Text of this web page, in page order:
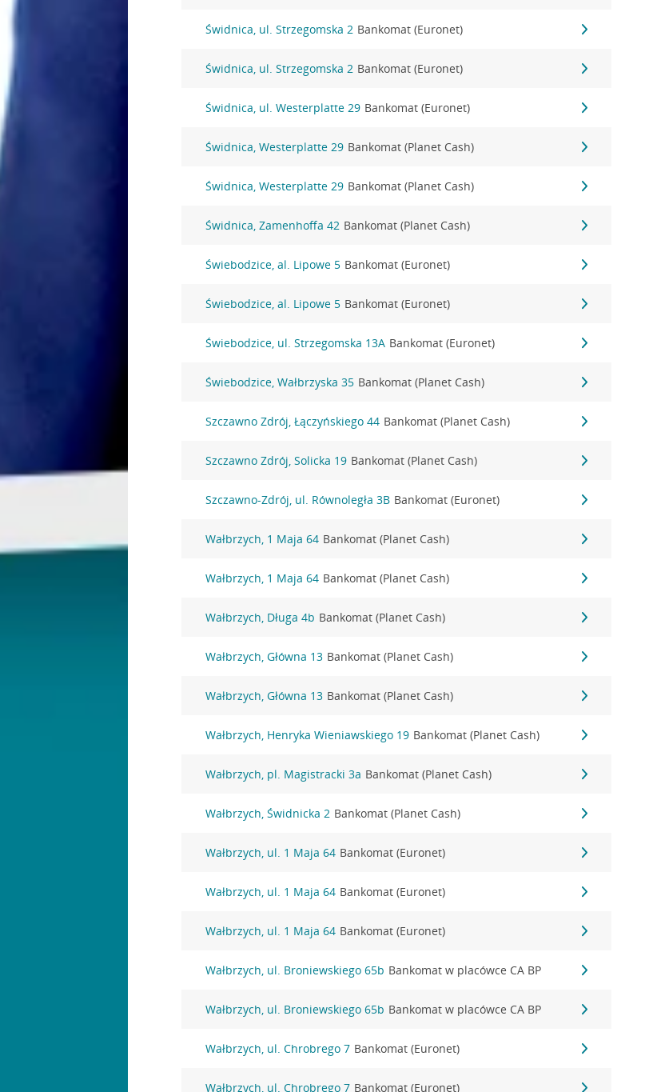
Świdnica, ul. Strzegomska 2 Bankomat (Euronet)
Świdnica, ul. Strzegomska 2 Bankomat (Euronet)
Świdnica, ul. Westerplatte 29 Bankomat (Euronet)
Świdnica, Westerplatte 29 Bankomat (Planet Cash)
Świdnica, Westerplatte 29 Bankomat (Planet Cash)
Świdnica, Zamenhoffa 42 Bankomat (Planet Cash)
Świebodzice, al. Lipowe 5 Bankomat (Euronet)
Świebodzice, al. Lipowe 5 Bankomat (Euronet)
Świebodzice, ul. Strzegomska 13A Bankomat (Euronet)
Świebodzice, Wałbrzyska 35 Bankomat (Planet Cash)
Szczawno Zdrój, Łączyńskiego 44 Bankomat (Planet Cash)
Szczawno Zdrój, Solicka 19 Bankomat (Planet Cash)
Szczawno-Zdrój, ul. Równoległa 3B Bankomat (Euronet)
Wałbrzych, 1 Maja 64 Bankomat (Planet Cash)
Wałbrzych, 1 Maja 64 Bankomat (Planet Cash)
Wałbrzych, Długa 4b Bankomat (Planet Cash)
Wałbrzych, Główna 13 Bankomat (Planet Cash)
Wałbrzych, Główna 13 Bankomat (Planet Cash)
Wałbrzych, Henryka Wieniawskiego 19 Bankomat (Planet Cash)
Wałbrzych, pl. Magistracki 3a Bankomat (Planet Cash)
Wałbrzych, Świdnicka 2 Bankomat (Planet Cash)
Wałbrzych, ul. 1 Maja 64 Bankomat (Euronet)
Wałbrzych, ul. 1 Maja 64 Bankomat (Euronet)
Wałbrzych, ul. 1 Maja 64 Bankomat (Euronet)
Wałbrzych, ul. Broniewskiego 65b Bankomat w placówce CA BP
Wałbrzych, ul. Broniewskiego 65b Bankomat w placówce CA BP
Wałbrzych, ul. Chrobrego 7 Bankomat (Euronet)
Wałbrzych, ul. Chrobrego 7 Bankomat (Euronet)